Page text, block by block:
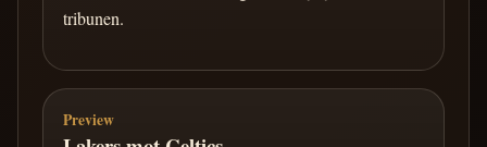
tribunen.
Preview